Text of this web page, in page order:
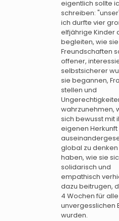
eigentlich sollte
schreiben:
ich durfte vier
elfjährige Kinder
begleiten, wie sie
Freundschaften
offener,
selbstsicherer
sie begannen,
stellen und
wahrzunehmen,
sich bewusst mit
eigenen Herkunft
global zu
haben, wie sie
solidarisch und
empathisch
dazu beitrugen,
4 Wochen für
unvergesslichen
wurden.